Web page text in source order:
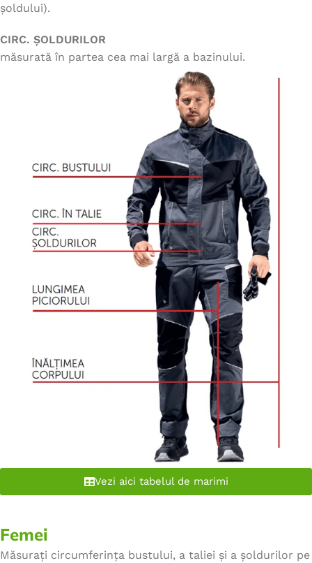
șoldului).
CIRC. ȘOLDURILOR
măsurată în partea cea mai largă a bazinului.
Vezi aici tabelul de marimi
Femei
Măsurați circumferința bustului, a taliei și a șoldurilor pe